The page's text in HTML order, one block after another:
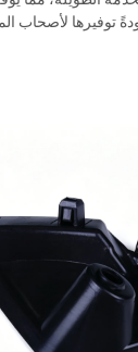
توفيرها لأصحاب